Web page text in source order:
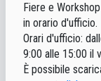
Fiere e
in orario d'ufficio.
Orari d'ufficio:
9:00 alle 15:00 il
È possibile